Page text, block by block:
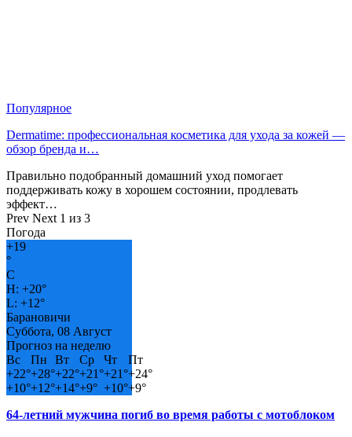
Популярное
Dermatime: профессиональная косметика для ухода за кожей —
обзор бренда и…
Правильно подобранный домашний уход помогает
поддерживать кожу в хорошем состоянии, продлевать
эффект…
Prev Next 1 из 3
Погода
+19
°
C
H: +20°
L: +12°
Барановичи
Суббота, 08 Август
Прогноз на неделю
Вс
Пн Вт Ср Чт
Пт
+22°+28°+22°+21°+21°+24°
+10°+12°+14°+9° +10°+9°
64-летний мужчина погиб во время работы с мотоблоком